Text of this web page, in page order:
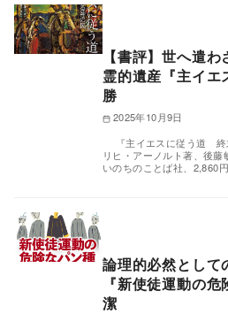
【書評】世へ遣
霊的遺産『主イエ
勝
2025年10月9日
『主イエスに従う道 終
リヒ・アーノルト著、後藤
いのちのことば社、
論理的必然とし
『新使徒運動の
潔